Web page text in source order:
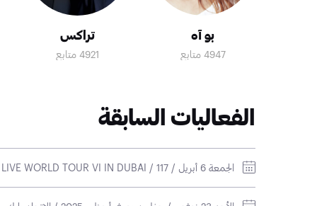
بو آه
4947 متابع
تراكس
4921 متابع
الفعاليات السابقة
الجمعة 6 أبريل / SMTOWN LIVE WORLD TOUR VI IN DUBAI / 117 لايف أرينا